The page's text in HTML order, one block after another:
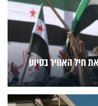
חיל האוויר בסיוע